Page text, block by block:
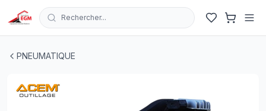
Rechercher...
PNEUMATIQUE